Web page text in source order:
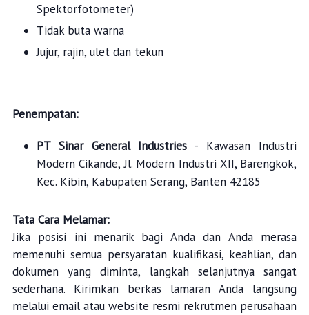
Spektorfotometer)
Tidak buta warna
Jujur, rajin, ulet dan tekun
Penempatan:
PT Sinar General Industries - Kawasan Industri
Modern Cikande, Jl. Modern Industri XII, Barengkok,
Kec. Kibin, Kabupaten Serang, Banten 42185
Tata Cara Melamar:
Jika posisi ini menarik bagi Anda dan Anda merasa
memenuhi semua persyaratan kualifikasi, keahlian, dan
dokumen yang diminta, langkah selanjutnya sangat
sederhana. Kirimkan berkas lamaran Anda langsung
melalui email atau website resmi rekrutmen perusahaan